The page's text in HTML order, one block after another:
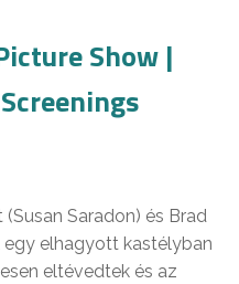
Show |
Saradon) és Brad
elhagyott kastélyban
eltévedtek és az